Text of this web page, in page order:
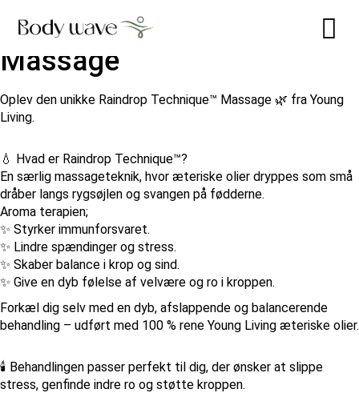
Raindrop Technique™
Massage
Oplev den unikke Raindrop Technique™ Massage 🌿 fra Young
Living.
💧 Hvad er Raindrop Technique™?
En særlig massageteknik, hvor æteriske olier dryppes som små
dråber langs rygsøjlen og svangen på fødderne.
Aroma terapien;
✨ Styrker immunforsvaret.
✨ Lindre spændinger og stress.
✨ Skaber balance i krop og sind.
✨ Give en dyb følelse af velvære og ro i kroppen.
Forkæl dig selv med en dyb, afslappende og balancerende
behandling – udført med 100 % rene Young Living æteriske olier.
🕯️ Behandlingen passer perfekt til dig, der ønsker at slippe
stress, genfinde indre ro og støtte kroppen.